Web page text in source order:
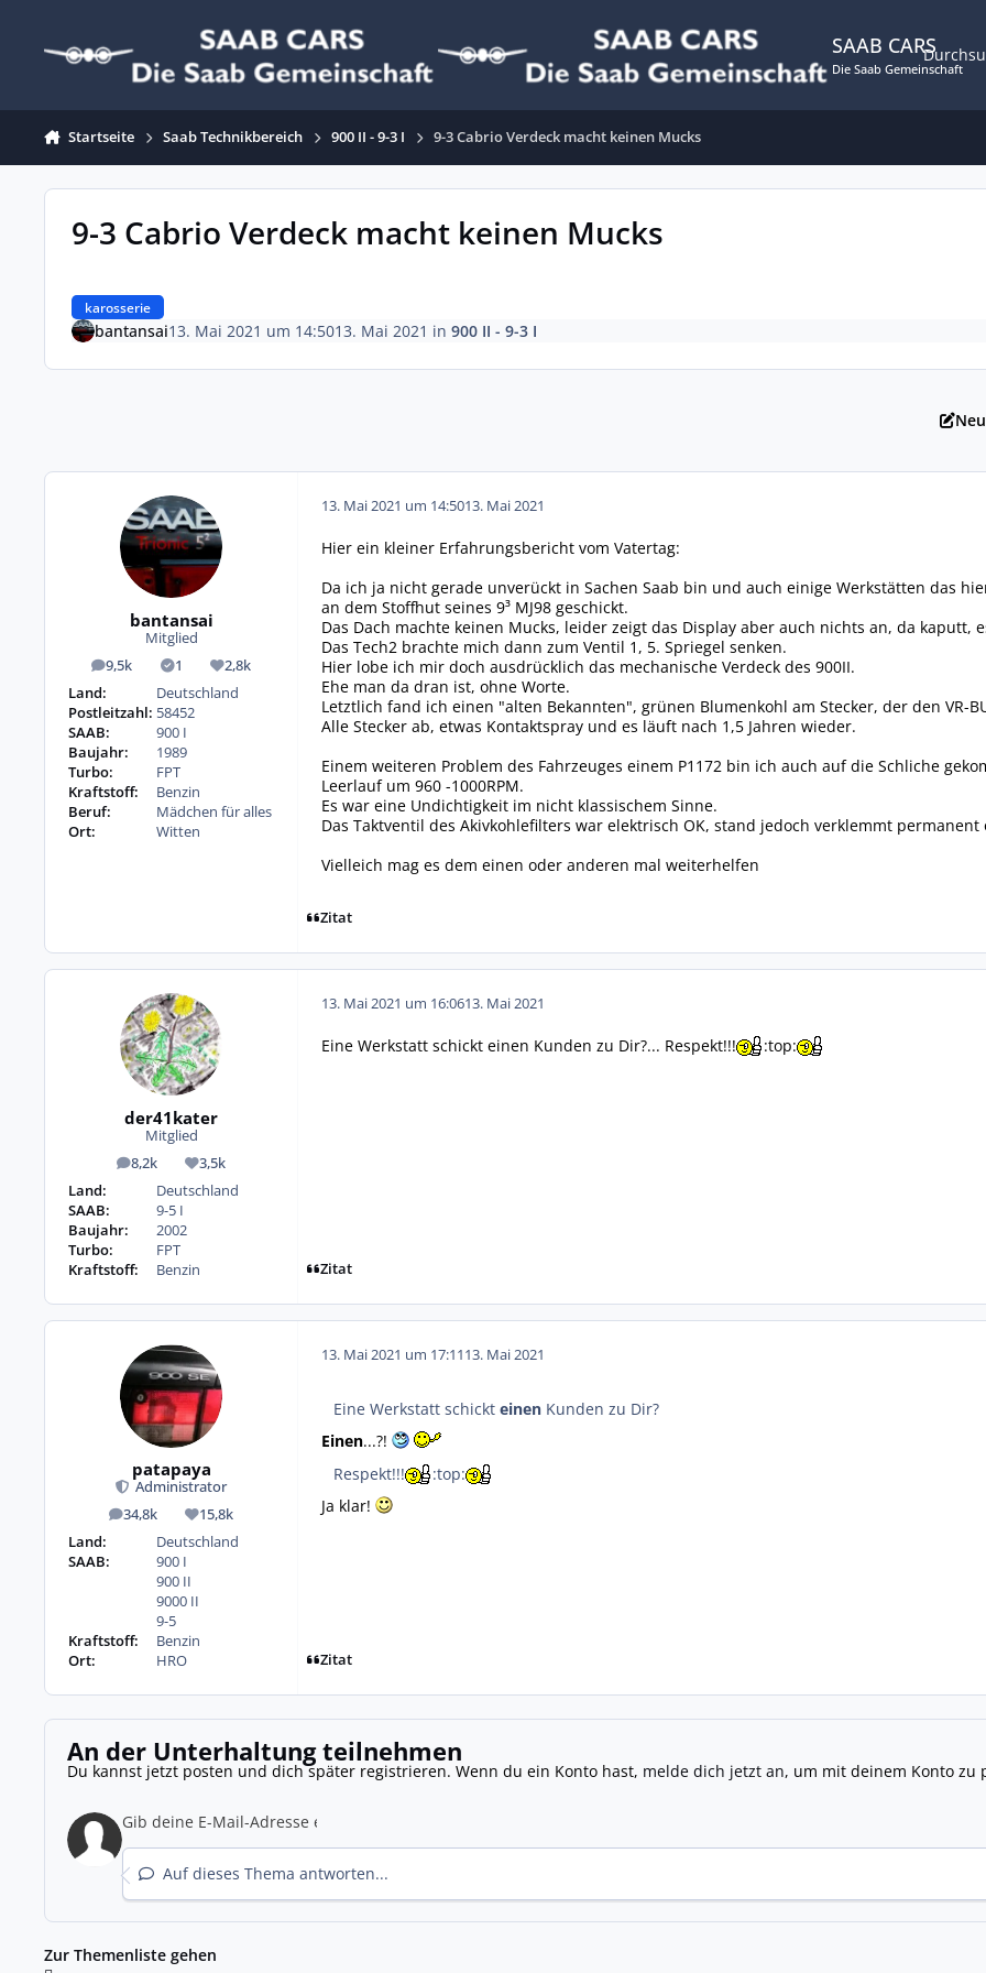
SAAB CARS
Die Saab Gemeinschaft
Startseite Saab Technikbereich 900 II - 9-3 I 9-3 Cabrio Verdeck macht keinen Mucks
9-3 Cabrio Verdeck macht keinen Mucks
karosserie
bantansai13. Mai 2021 um 14:5013. Mai 2021 in 900 II - 9-3 I
bantansai
Mitglied
9,5k
Beiträge 1
Lösungen2,8k
Reputation
Land:
Deutschland
Postleitzahl: 58452
SAAB:
900 I
Baujahr:
1989
Turbo:
FPT
Kraftstoff:
Benzin
Beruf:
Mädchen für alles
Ort:
Witten
13. Mai 2021 um 14:5013. Mai 2021
Hier ein kleiner Erfahrungsbericht vom Vatertag:
Da ich ja nicht gerade unverückt in Sachen Saab bin und auch einige Werkstätten das
an dem Stoffhut seines 9³ MJ98 geschickt.
Das Dach machte keinen Mucks, leider zeigt das Display aber auch nichts an, da kaputt,
Das Tech2 brachte mich dann zum Ventil 1, 5. Spriegel senken.
Hier lobe ich mir doch ausdrücklich das mechanische Verdeck des 900II.
Ehe man da dran ist, ohne Worte.
Letztlich fand ich einen "alten Bekannten", grünen Blumenkohl am Stecker, der den VR-
Alle Stecker ab, etwas Kontaktspray und es läuft nach 1,5 Jahren wieder.
Einem weiteren Problem des Fahrzeuges einem P1172 bin ich auch auf die Schliche
Leerlauf um 960 -1000RPM.
Es war eine Undichtigkeit im nicht klassischem Sinne.
Das Taktventil des Akivkohlefilters war elektrisch OK, stand jedoch verklemmt permanent
Vielleich mag es dem einen oder anderen mal weiterhelfen
Zitat
der41kater
Mitglied
8,2k
Beiträge 3,5k
Reputation
Land:
Deutschland
SAAB:
9-5 I
Baujahr:
2002
Turbo:
FPT
Kraftstoff:
Benzin
13. Mai 2021 um 16:0613. Mai 2021
Eine Werkstatt schickt einen Kunden zu Dir?... Respekt!!! :top:
Zitat
patapaya
Administrator
34,8k
Beiträge 15,8k
Reputation
Land:
Deutschland
SAAB:
900 I
900 II
9000 II
9-5
Kraftstoff:
Benzin
Ort:
HRO
13. Mai 2021 um 17:1113. Mai 2021
Eine Werkstatt schickteinen Kunden zu Dir?
Einen...?!
Respekt!!!
:top:
Ja klar!
Zitat
An der Unterhaltung teilnehmen
Du kannst jetzt posten und dich später registrieren. Wenn du ein Konto hast, melde dich jetzt an, um mit deinem Konto zu
Auf dieses Thema antworten...
Zur Themenliste gehen